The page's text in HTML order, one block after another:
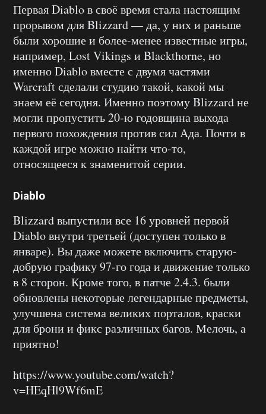
Первая Diablo в своё время стала настоящим
прорывом для Blizzard — да, у них и раньше
были хорошие и более-менее известные игры,
например, Lost Vikings и Blackthorne, но
именно Diablo вместе с двумя частями
Warcraft сделали студию такой, какой мы
знаем её сегодня. Именно поэтому Blizzard не
могли пропустить 20-ю годовщина выхода
первого похождения против сил Ада. Почти в
каждой игре можно найти что-то,
относящееся к знаменитой серии.
Diablo
Blizzard выпустили все 16 уровней первой
Diablo внутри третьей (доступен только в
январе). Вы даже можете включить старую-
добрую графику 97-го года и движение только
в 8 сторон. Кроме того, в патче 2.4.3. были
обновлены некоторые легендарные предметы,
улучшена система великих порталов, краски
для брони и фикс различных багов. Мелочь, а
приятно!
https://www.youtube.com/watch?
v=HEqHl9Wf6mE